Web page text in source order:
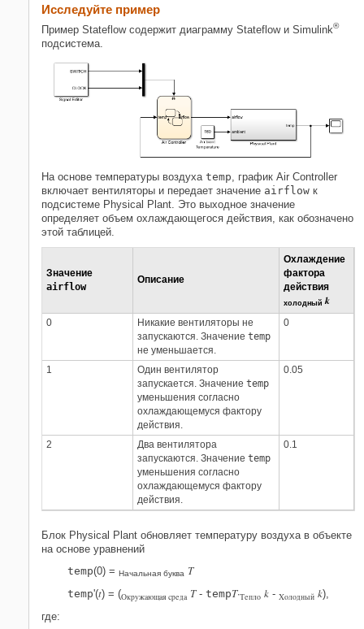
Исследуйте пример
Пример Stateflow содержит диаграмму Stateflow и Simulink®
подсистема.
На основе температуры воздуха temp , график Air Controller
включает вентиляторы и передает значение airflow к
подсистеме Physical Plant . Это выходное значение
определяет объем охлаждающегося действия, как обозначено
этой таблицей.
Значение
airflow
Описание
Охлаждение
фактора
действия
холодный k
0
Никакие вентиляторы не
запускаются. Значение temp
не уменьшается.
0
1
Один вентилятор
запускается. Значение temp
уменьшения согласно
охлаждающемуся фактору
действия.
0.05
2
Два вентилятора
запускаются. Значение temp
уменьшения согласно
охлаждающемуся фактору
действия.
0.1
Блок Physical Plant обновляет температуру воздуха в объекте
на основе уравнений
temp(0) = Начальная буква T
temp'(t) = (Окружающая среда T- tempT·Тепло k - Холодный k),
где: